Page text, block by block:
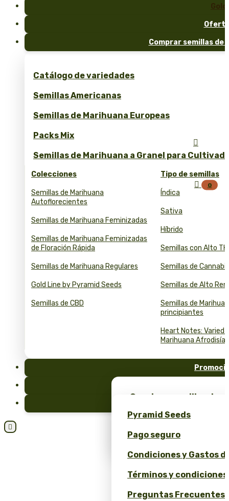
Gold
Comprar semillas de
Catálogo de variedades
Semillas Americanas
Semillas de Marihuana Europeas
Packs Mix
Semillas de Marihuana a Granel para
Colecciones
Semillas de Marihuana
Autoflorecientes
Semillas de Marihuana Feminizadas
Semillas de Marihuana Feminizadas
de Floración Rápida
Semillas de Marihuana Regulares
Gold Line by Pyramid Seeds
Semillas de CBD
Tipo de semillas
Índica
Sativa
Híbrido
Semillas con Alto
Semillas de
Semillas de Alto
Semillas de
principiantes
Heart Notes:
Marihuana
¡Consigue semillas de
Seeds!
Obtén un 10% de
Pyramid Seeds
Pago seguro
Condiciones y Gastos
Términos y
Preguntas Frecuentes


 0